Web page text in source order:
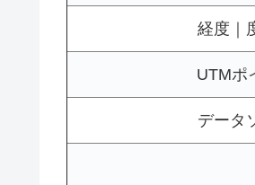
経度｜
UTMポ
データ